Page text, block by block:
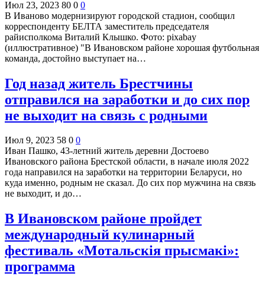
Июл 23, 2023 80 0 0
В Иваново модернизируют городской стадион, сообщил
корреспонденту БЕЛТА заместитель председателя
райисполкома Виталий Клышко. Фото: pixabay
(иллюстративное) "В Ивановском районе хорошая футбольная
команда, достойно выступает на…
Год назад житель Брестчины
отправился на заработки и до сих пор
не выходит на связь с родными
Июл 9, 2023 58 0 0
Иван Пашко, 43-летний житель деревни Достоево
Ивановского района Брестской области, в начале июля 2022
года направился на заработки на территории Беларуси, но
куда именно, родным не сказал. До сих пор мужчина на связь
не выходит, и до…
В Ивановском районе пройдет
международный кулинарный
фестиваль «Мотальскія прысмакі»:
программа